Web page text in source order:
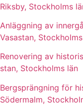
Riksby, Stockholms
Anläggning av
Vasastan,
Renovering av
stan, Stockholms län
Bergsprängning för
Södermalm,